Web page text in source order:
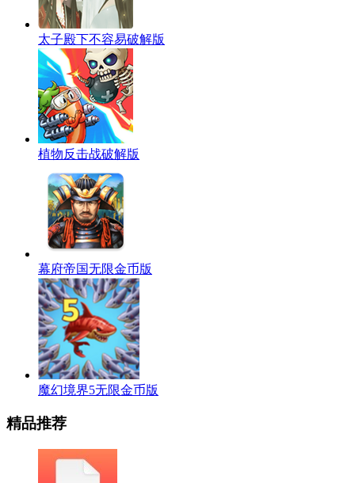
太子殿下不容易破解版
植物反击战破解版
幕府帝国无限金币版
魔幻境界5无限金币版
精品推荐